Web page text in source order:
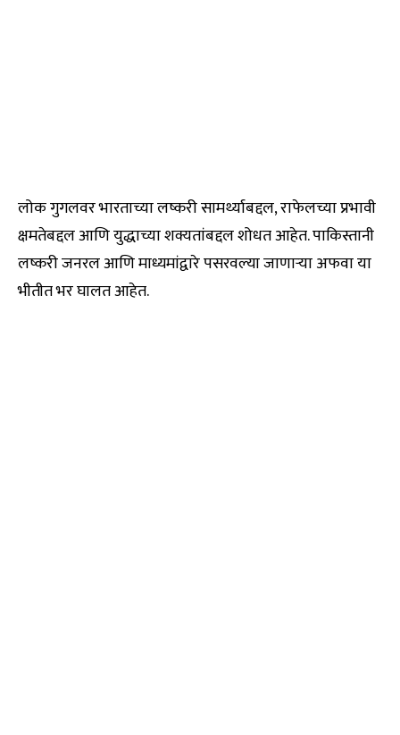
लोक गुगलवर भारताच्या लष्करी सामर्थ्याबद्दल, राफेलच्या प्रभावी
क्षमतेबद्दल आणि युद्धाच्या शक्यतांबद्दल शोधत आहेत. पाकिस्तानी
लष्करी जनरल आणि माध्यमांद्वारे पसरवल्या जाणाऱ्या अफवा या
भीतीत भर घालत आहेत.